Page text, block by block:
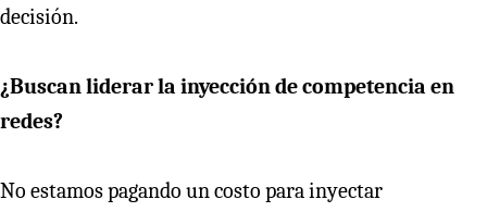
decisión.
¿Buscan liderar la inyección de competencia en
redes?
No estamos pagando un costo para inyectar